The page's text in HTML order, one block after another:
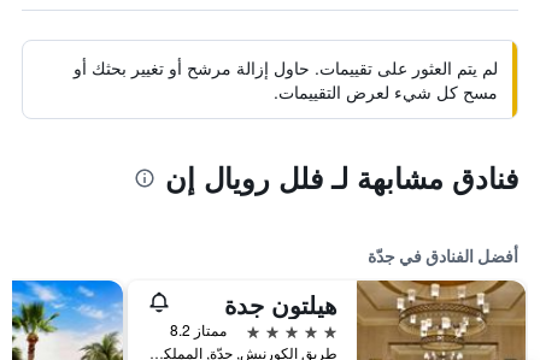
لم يتم العثور على تقييمات. حاول إزالة مرشح أو تغيير بحثك أو
مسح كل شيء لعرض التقييمات.
فنادق مشابهة لـ فلل رويال إن
أفضل الفنادق في جدّة
هيلتون جدة
5 نجوم
ممتاز 8.2
طريق الكورنيش, جدّة, المملكة العربية السعودية